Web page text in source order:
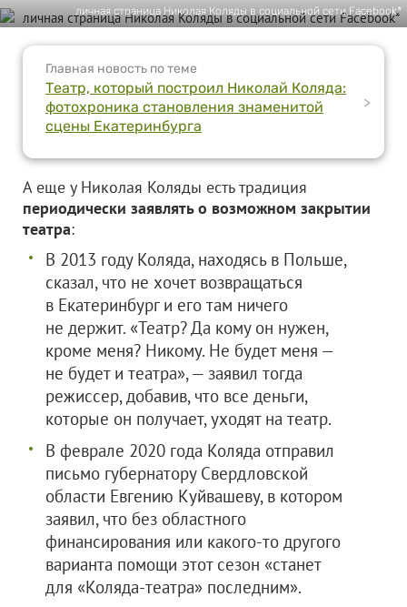
личная страница Николая Коляды в социальной сети Facebook*
Главная новость по теме
Театр, который построил Николай Коляда:
фотохроника становления знаменитой
сцены Екатеринбурга
>
А еще у Николая Коляды есть традиция
периодически заявлять о возможном закрытии
театра:
В 2013 году Коляда, находясь в Польше,
сказал, что не хочет возвращаться
в Екатеринбург и его там ничего
не держит. «Театр? Да кому он нужен,
кроме меня? Никому. Не будет меня —
не будет и театра», — заявил тогда
режиссер, добавив, что все деньги,
которые он получает, уходят на театр.
В феврале 2020 года Коляда отправил
письмо губернатору Свердловской
области Евгению Куйвашеву, в котором
заявил, что без областного
финансирования или какого-то другого
варианта помощи этот сезон «станет
для «Коляда-театра» последним».